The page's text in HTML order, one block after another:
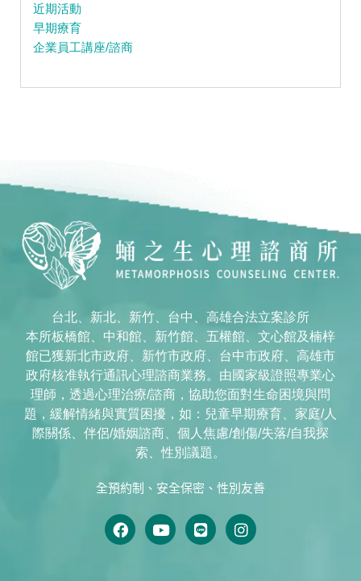
近期活動
早期療育
企業員工講座/諮商
台北、新北、新竹、台中、高雄合法立案診所
本所板橋館、中和館、新竹館、五權館、文心館及楠梓
館已獲新北市政府、新竹市政府、台中市政府、高雄市
政府核准執行通訊心理諮商業務。由國家級證照專業心
理師，透過心理治療/諮商，協助您面對生命困境與問
題，緩解情緒與實質困擾，如：兒童早期療育、家庭/人
際關係、伴侶/婚姻諮商、個人焦慮/創傷/失落/自我探
索、性別議題。
全預約制、安全保密、性別友善